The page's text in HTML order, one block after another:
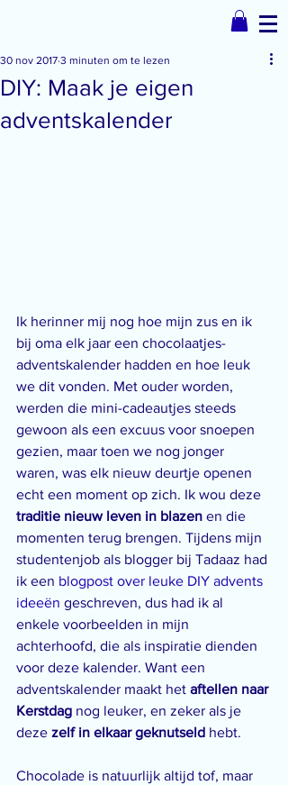
DIY: Maak je eigen
adventskalender
30 nov 2017 3 minuten om te lezen
Ik herinner mij nog hoe mijn zus en ik
bij oma elk jaar een chocolaatjes-
adventskalender hadden en hoe leuk
we dit vonden. Met ouder worden,
werden die mini-cadeautjes steeds
gewoon als een excuus voor snoepen
gezien, maar toen we nog jonger
waren, was elk nieuw deurtje openen
echt een moment op zich. Ik wou deze
traditie nieuw leven in blazen en die
momenten terug brengen. Tijdens mijn
studentenjob als blogger bij Tadaaz had
ik een blogpost over leuke DIY advents
ideeën geschreven, dus had ik al
enkele voorbeelden in mijn
achterhoofd, die als inspiratie dienden
voor deze kalender. Want een
adventskalender maakt het aftellen naar
Kerstdag nog leuker, en zeker als je
deze zelf in elkaar geknutseld hebt.
Chocolade is natuurlijk altijd tof, maar